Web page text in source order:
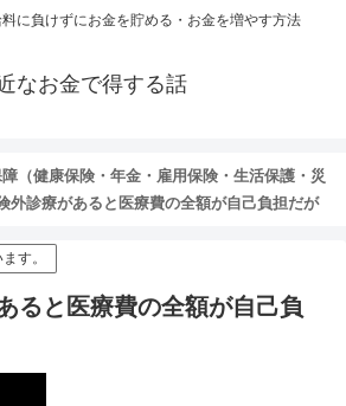
に負けずにお金を貯める・お金を増やす方法
なお金で得する話
（健康保険・年金・雇用保険・生活保護・災
外診療があると医療費の全額が自己負担だが
す。
ると医療費の全額が自己負